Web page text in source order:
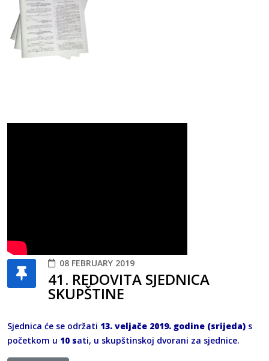
08 FEBRUARY 2019
41. REDOVITA SJEDNICA
SKUPŠTINE
Sjednica će se održati 13. veljače 2019. godine (srijeda) s
početkom u 10 sati, u skupštinskoj dvorani za sjednice.